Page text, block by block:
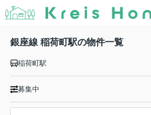
銀座線 稲荷町駅の物件一覧
稲荷町駅
募集中